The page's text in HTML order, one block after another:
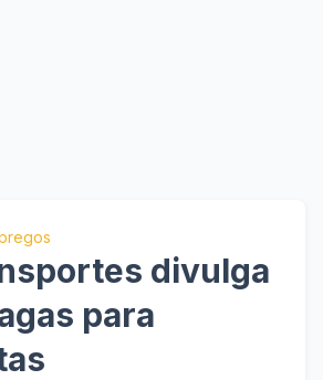
divulga
para